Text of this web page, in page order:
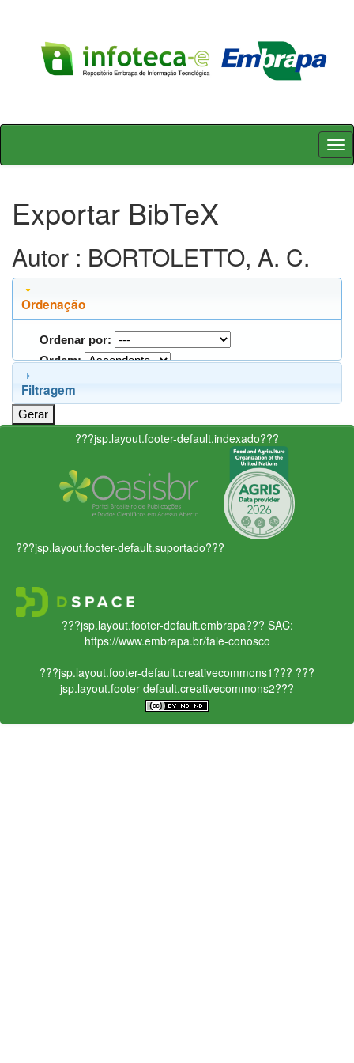
Skip
Exportar BibTeX
Autor : BORTOLETTO, A. C.
Ordenação
Ordenar por:
Ordem:
Filtragem
???jsp.layout.footer-default.indexado???
???jsp.layout.footer-default.suportado???
???jsp.layout.footer-default.embrapa??? SAC:
https://www.embrapa.br/fale-conosco
???jsp.layout.footer-default.creativecommons1??? ???
jsp.layout.footer-default.creativecommons2???